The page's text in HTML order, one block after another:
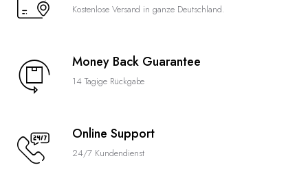
Kostenlose Versand in ganze Deutschland.
Money Back Guarantee
14 Tagige Rückgabe
Online Support
24/7 Kundendienst